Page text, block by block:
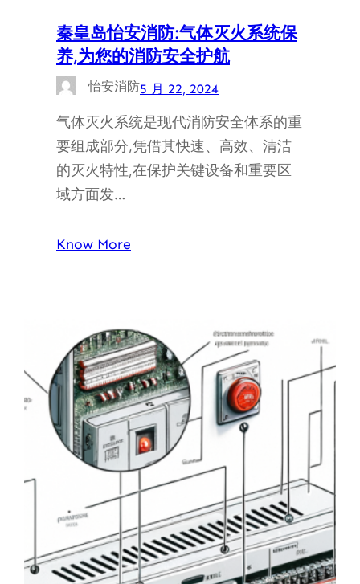
秦皇岛怡安消防:气体灭火系统保
养,为您的消防安全护航
怡安消防5 月 22, 2024
气体灭火系统是现代消防安全体系的重
要组成部分,凭借其快速、高效、清洁
的灭火特性,在保护关键设备和重要区
域方面发…
Know More